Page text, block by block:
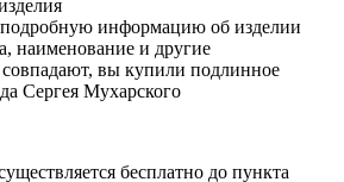
информацию об изделии
наименование и другие
совпадают, вы купили подлинное
Сергея Мухарского
бесплатно до пункта